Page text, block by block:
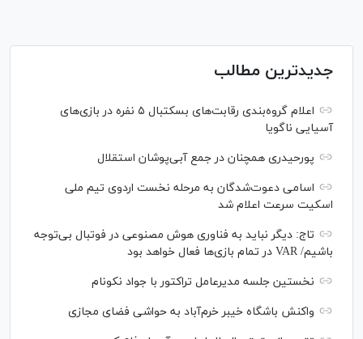
جدیدترین مطالب
اعلام گروه‌بندی رقابت‌های بسکتبال ۵ نفره در بازی‌های
آسیایی ناگویا
پورحیدری همچنان در جمع آبی‌پوشان استقلال
اسامی دعوت‌شدگان به مرحله نخست اردوی تیم ملی
اسکیت سرعت اعلام شد
تاج: دیگر نباید به فناوری هوش مصنوعی در فوتبال بی‌توجه
باشیم/ VAR در تمام بازی‌ها فعال خواهد بود
نخستین جلسه مدیرعامل تراکتور با جواد نکونام
واکنش باشگاه خیبر خرم‌آباد به حواشی فضای مجازی